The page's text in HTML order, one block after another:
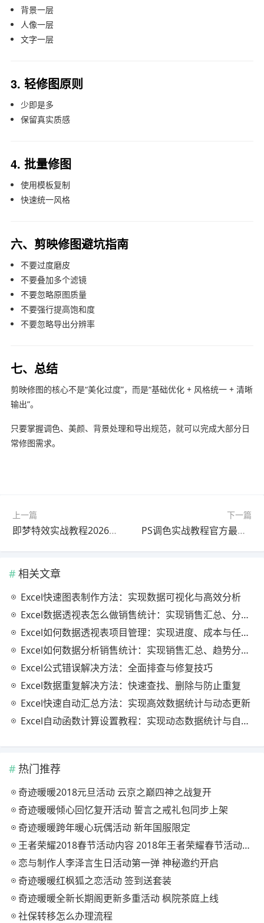
背景一层
人像一层
文字一层
3. 轻修图原则
少即是多
保留真实质感
4. 批量修图
使用模板复制
快速统一风格
六、剪映修图避坑指南
不要过度磨皮
不要叠加多个滤镜
不要忽略原图质量
不要强行提高饱和度
不要忽略导出分辨率
七、总结
剪映修图的核心不是“美化过度”，而是“基础优化 + 风格统一 + 清晰
输出”。
只要掌握调色、美颜、背景处理和导出规范，就可以完成大部分日
常修图需求。
上一篇
即梦特效实战教程2026最新版零基础入门
下一篇
PS调色实战教程官方最新版零基础入门
相关文章
Excel快速图表制作方法：实现数据可视化与高效分析
Excel数据透视表怎么做销售统计：实现销售汇总、分析与动态监控
Excel如何数据透视表项目管理：实现进度、成本与任务的高效分析
Excel如何数据分析销售统计：实现销售汇总、趋势分析与业绩优化
Excel公式错误解决方法：全面排查与修复技巧
Excel数据重复解决方法：快速查找、删除与防止重复
Excel快速自动汇总方法：实现高效数据统计与动态更新
Excel自动函数计算设置教程：实现动态数据统计与自动更新
热门推荐
奇迹暖暖2018元旦活动 云京之巅四神之战复开
奇迹暖暖倾心回忆复开活动 誓言之戒礼包同步上架
奇迹暖暖跨年暖心玩偶活动 新年国服限定
王者荣耀2018春节活动内容 2018年王者荣耀春节活动大全
恋与制作人李泽言生日活动第一弹 神秘邀约开启
奇迹暖暖红枫狐之恋活动 签到送套装
奇迹暖暖全新长期阁更新多重活动 枫院茶庭上线
社保转移怎么办理流程